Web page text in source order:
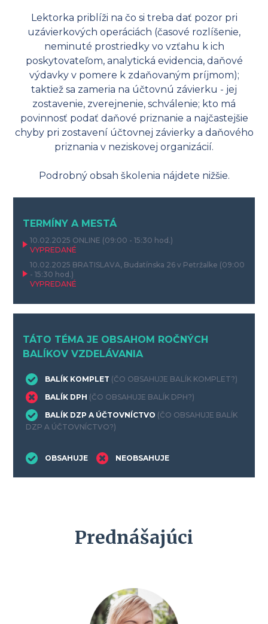
Lektorka priblíži na čo si treba dať pozor pri
uzávierkových operáciách (časové rozlíšenie,
neminuté prostriedky vo vzťahu k ich
poskytovateľom, analytická evidencia, daňové
výdavky v pomere k zdaňovaným príjmom);
taktiež sa zameria na účtovnú závierku - jej
zostavenie, zverejnenie, schválenie; kto má
povinnosť podať daňové priznanie a najčastejšie
chyby pri zostavení účtovnej závierky a daňového
priznania v neziskovej organizácií.
Podrobný obsah školenia nájdete nižšie.
TERMÍNY A MESTÁ
10.02.2025 ONLINE (09:00 - 15:30 hod.)
VYPREDANÉ
10.02.2025 BRATISLAVA, Budatínska 26 v Petržalke (09:00
- 15:30 hod.)
VYPREDANÉ
TÁTO TÉMA JE OBSAHOM ROČNÝCH
BALÍKOV VZDELÁVANIA
BALÍK KOMPLET (ČO OBSAHUJE BALÍK KOMPLET?)
BALÍK DPH (ČO OBSAHUJE BALÍK DPH?)
BALÍK DZP A ÚČTOVNÍCTVO (ČO OBSAHUJE BALÍK
DZP A ÚČTOVNÍCTVO?)
OBSAHUJE NEOBSAHUJE
Prednášajúci